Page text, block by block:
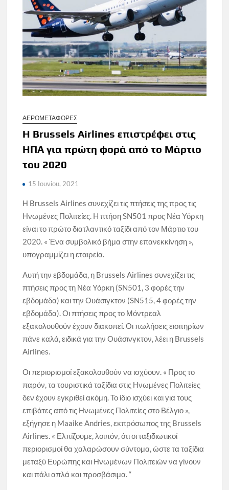
ΑΕΡΟΜΕΤΑΦΟΡΕΣ
Η Brussels Airlines επιστρέφει στις
ΗΠΑ για πρώτη φορά από το Μάρτιο
του 2020
15 Ιουνίου, 2021
Η Brussels Airlines συνεχίζει τις πτήσεις της προς τις
Ηνωμένες Πολιτείες. H πτήση SN501 προς Νέα Υόρκη
είναι το πρώτο διατλαντικό ταξίδι από τον Μάρτιο του
2020. « Ένα συμβολικό βήμα στην επανεκκίνηση »,
υπογραμμίζει η εταιρεία.
Αυτή την εβδομάδα, η Brussels Airlines συνεχίζει τις
πτήσεις προς τη Νέα Υόρκη (SN501, 3 φορές την
εβδομάδα) και την Ουάσιγκτον (SN515, 4 φορές την
εβδομάδα). Οι πτήσεις προς το Μόντρεαλ
εξακολουθούν έχουν διακοπεί. Οι πωλήσεις εισιτηρίων
πάνε καλά, ειδικά για την Ουάσινγκτον, λέει η Brussels
Airlines.
Οι περιορισμοί εξακολουθούν να ισχύουν. « Προς το
παρόν, τα τουριστικά ταξίδια στις Ηνωμένες Πολιτείες
δεν έχουν εγκριθεί ακόμη. Το ίδιο ισχύει και για τους
επιβάτες από τις Ηνωμένες Πολιτείες στο Βέλγιο »,
εξήγησε η Maaike Andries, εκπρόσωπος της Brussels
Airlines. « Ελπίζουμε, λοιπόν, ότι οι ταξιδιωτικοί
περιορισμοί θα χαλαρώσουν σύντομα, ώστε τα ταξίδια
μεταξύ Ευρώπης και Ηνωμένων Πολιτειών να γίνουν
και πάλι απλά και προσβάσιμα. “